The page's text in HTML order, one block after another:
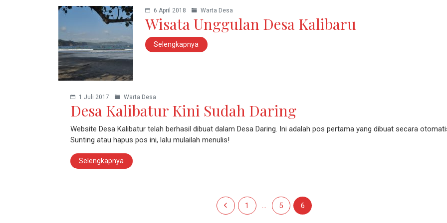
6 April 2018 Warta Desa
Wisata Unggulan Desa Kalibaru
Selengkapnya
1 Juli 2017 Warta Desa
Desa Kalibatur Kini Sudah Daring
Website Desa Kalibatur telah berhasil dibuat dalam Desa Daring. Ini adalah pos pertama yang dibuat secara
Sunting atau hapus pos ini, lalu mulailah menulis!
Selengkapnya
Laman sebelumnya
Laman
1 … Laman
5 Laman
6